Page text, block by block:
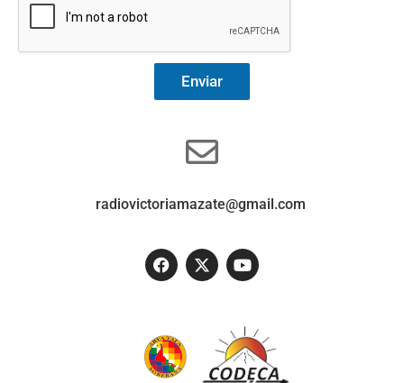
Enviar
radiovictoriamazate@gmail.com